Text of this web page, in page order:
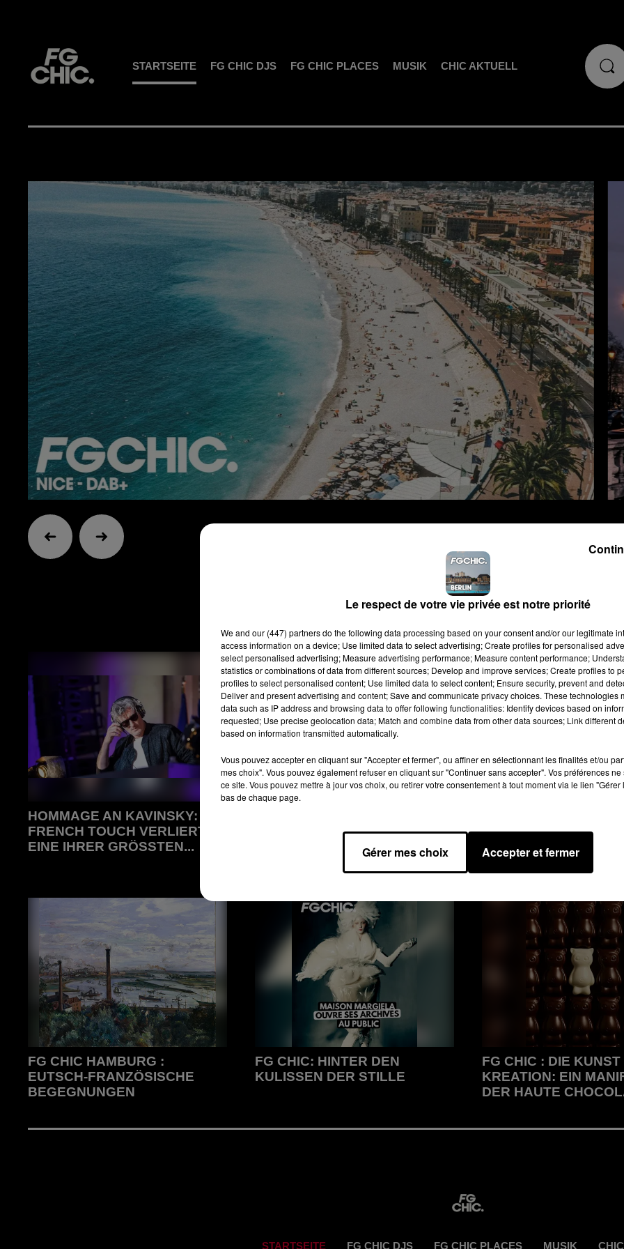
STARTSEITE FG CHIC DJS FG CHIC PLACES MUSIK CHIC AKTUELL
6
HOMMAGE AN KAVINSKY: DIE
FRENCH TOUCH VERLIERT
EINE IHRER GRÖSSTEN...
JACKE – DER BRITISCHE
KLASSIKER FEIERT SEIN...
COUTURE:
PICCIOLI ERÖFFNET
NEUES...
FG CHIC HAMBURG :
EUTSCH-FRANZÖSISCHE
BEGEGNUNGEN
FG CHIC: HINTER DEN
KULISSEN DER STILLE
FG CHIC : DIE KUNST
KREATION: EIN
DER HAUTE
STARTSEITE FG CHIC DJS FG CHIC PLACES MUSIK
Le respect de votre vie privée est notre priorité
We and our (447) partnersdo the following data processing based on your consent and/or our legitimate
access information on a device; Use limited data to select advertising; Create profiles for personalised
select personalised advertising; Measure advertising performance; Measure content performance;
statistics or combinations of data from different sources; Develop and improve services; Create profiles to
profiles to select personalised content; Use limited data to select content; Ensure security, prevent and
Deliver and present advertising and content; Save and communicate privacy choices. These technologies
data such as IP address and browsing data to offer following functionalities: Identify devices based on
requested; Use precise geolocation data; Match and combine data from other data sources; Link different
based on information transmitted automatically.
Vous pouvez accepter en cliquant sur "Accepter et fermer", ou affiner en sélectionnant les finalités et/ou
mes choix". Vous pouvez également refuser en cliquant sur "Continuer sans accepter". Vos préférences
ce site. Vous pouvez mettre à jour vos choix, ou retirer votre consentement à tout moment via le lien
bas de chaque page.
Gérer mes choix Accepter et fermer